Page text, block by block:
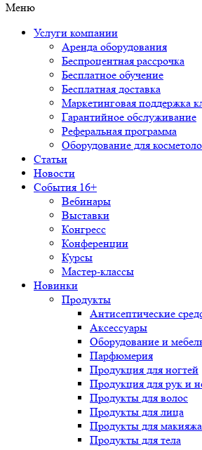
Меню
Услуги компании
Аренда оборудования
Беспроцентная рассрочка
Бесплатное обучение
Бесплатная доставка
Маркетинговая поддержка
Гарантийное обслуживание
Реферальная программа
Оборудование для
Статьи
Новости
События 16+
Вебинары
Выставки
Конгресс
Конференции
Курсы
Мастер-классы
Новинки
Продукты
Антисептические
Аксессуары
Оборудование и
Парфюмерия
Продукция для ногтей
Продукция для рук и
Продукты для волос
Продукты для лица
Продукты для макияжа
Продукты для тела